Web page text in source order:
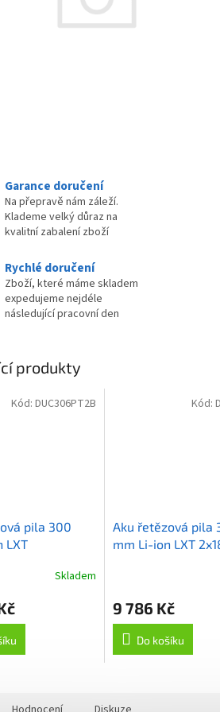
Garance doručení
Na přepravě nám záleží.
Klademe velký důraz na
kvalitní zabalení zboží
Rychlé doručení
Zboží, které máme skladem
expedujeme nejdéle
následující pracovní den
produkty
pila 300
LXT
Skladem
Kód: DUC306PT2B
Aku řetězová pila
mm Li-ion LXT
9 786 Kč
Do košíku
Kód: